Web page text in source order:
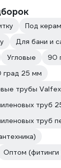
Под
Для бани и
Угловые
90
град 25 мм
трубы Valfex
труб
труб
Оптом (фитинги